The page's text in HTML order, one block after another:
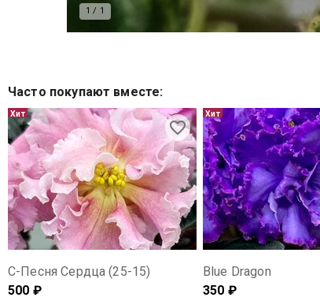
1 / 1
Часто покупают вместе:
Хит
С-Песня Сердца (25-15)
500 ₽
Хит
Blue Dragon
350 ₽